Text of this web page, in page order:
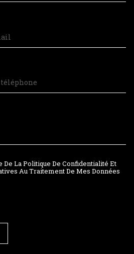
De La Politique De Confidentialité Et
Au Traitement De Mes Données